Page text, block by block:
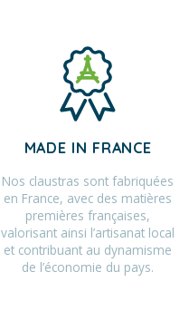
MADE IN FRANCE
Nos claustras sont fabriquées
en France, avec des matières
premières françaises,
valorisant ainsi l’artisanat local
et contribuant au dynamisme
de l’économie du pays.